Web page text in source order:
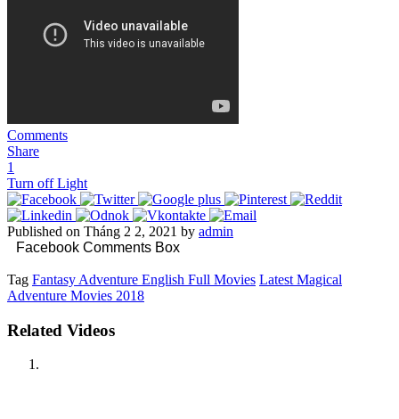
Comments
Share
1
Turn off Light
Published on Tháng 2 2, 2021 by admin
Facebook Comments Box
Tag Fantasy Adventure English Full Movies Latest Magical
Adventure Movies 2018
Related Videos